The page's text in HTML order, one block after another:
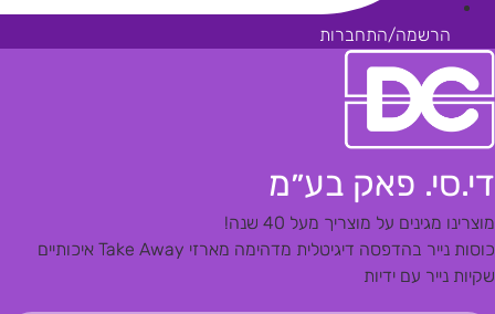
הרשמה/התחברות
די.סי. פאק בע״מ
מוצרינו מגינים על מוצריך מעל 40 שנה!
כוסות נייר בהדפסה דיגיטלית מדהימה מארזי Take Away איכותיים
שקיות נייר עם ידיות